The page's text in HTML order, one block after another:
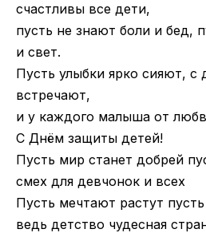
счастливы все дети,
пусть не знают боли и бед,
и свет.
Пусть улыбки ярко сияют,
встречают,
и у каждого малыша от
С Днём защиты детей!
Пусть мир станет добрей
смех для девчонок и всех
Пусть мечтают растут
ведь детство чудесная